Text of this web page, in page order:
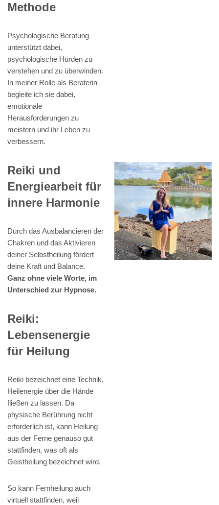
Methode
Psychologische Beratung
unterstützt dabei,
psychologische Hürden zu
verstehen und zu überwinden.
In meiner Rolle als Beraterin
begleite ich sie dabei,
emotionale
Herausforderungen zu
meistern und ihr Leben zu
verbessern.
Reiki und
Energiearbeit für
innere Harmonie
Durch das Ausbalancieren der
Chakren und das Aktivieren
deiner Selbstheilung fördert
deine Kraft und Balance.
Ganz ohne viele Worte, im
Unterschied zur Hypnose.
Reiki:
Lebensenergie
für Heilung
Reiki bezeichnet eine Technik,
Heilenergie über die Hände
fließen zu lassen. Da
physische Berührung nicht
erforderlich ist, kann Heilung
aus der Ferne genauso gut
stattfinden, was oft als
Geistheilung bezeichnet wird.
So kann Fernheilung auch
virtuell stattfinden, weil